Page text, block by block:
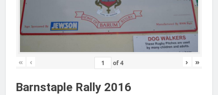
« ‹ of4 › »
Barnstaple Rally 2016